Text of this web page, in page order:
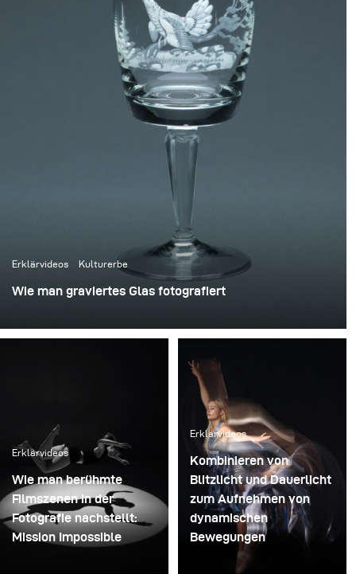
Erklärvideos Kulturerbe
Wie man graviertes Glas fotografiert
Erklärvideos
Wie man berühmte
Filmszenen in der
Fotografie nachstellt:
Mission Impossible
Erklärvideos
Kombinieren von
Blitzlicht und Dauerlicht
zum Aufnehmen von
dynamischen
Bewegungen